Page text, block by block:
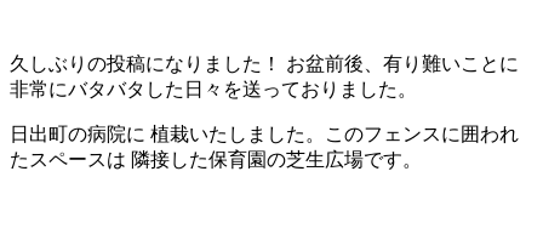
久しぶりの投稿になりました！ お盆前後、有り難いことに
非常にバタバタした日々を送っておりました。
日出町の病院に 植栽いたしました。このフェンスに囲われ
たスペースは 隣接した保育園の芝生広場です。